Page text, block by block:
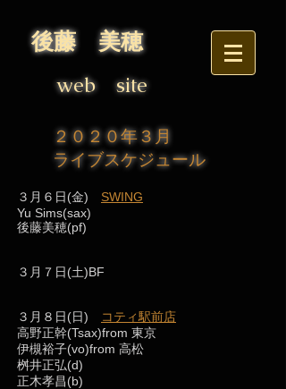
後藤 美穂
web site
２０２０年３月
ライブスケジュール
３月６日(金) SWING
Yu Sims(sax)
後藤美穂(pf)
３月７日(土)BF
３月８日(日)
コティ駅前店
高野正幹(Tsax)from 東京
伊槻裕子(vo)from 高松
桝井正弘(d)
正木孝昌(b)